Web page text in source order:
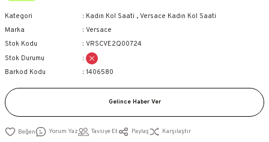
Kategori Kadın Kol Saati , Versace Kadın Kol Saati
Marka
Versace
Stok Kodu
VRSCVE2Q00724
Stok Durumu
Barkod Kodu
1406580
Gelince Haber Ver
Yorum Yaz Tavsiye Et Paylaş Karşılaştır